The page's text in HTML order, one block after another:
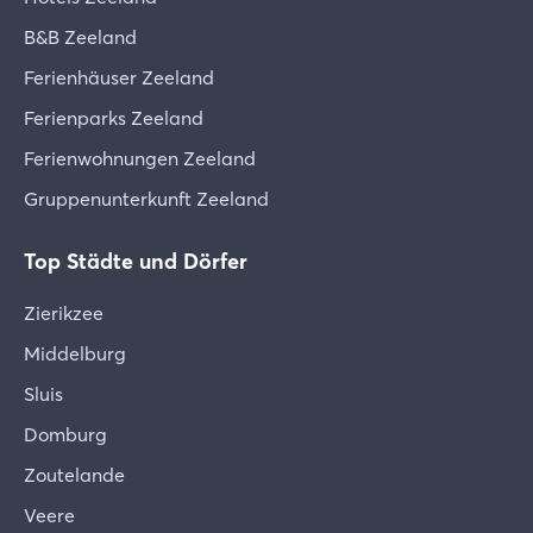
Werktagen behoben. Hierfür wird ein Termin mit
Ihnen vereinbart.
Während Ihres Aufenthalts können zwischen 10
und 16 Uhr Gartenpflegearbeiten wie
usw. stattfinden. Wir bitten um Ihr Verständnis.
Ihr Ferienhaus wurde mit größter Sorgfalt
gereinigt, kontrolliert und mit Bettwäsche,
Ihnen gebuchten Extras ausgestattet. Sollten Sie
dennoch feststellen, dass etwas fehlt oder nicht in
Ordnung ist, melden Sie dies bitte sofort nach
bringen können.
B&B Zeeland
Ferienhäuser Zeeland
Ferienparks Zeeland
Ferienwohnungen Zeeland
Gruppenunterkunft Zeeland
Top Städte und Dörfer
Zierikzee
Middelburg
Sluis
Domburg
Zoutelande
Veere